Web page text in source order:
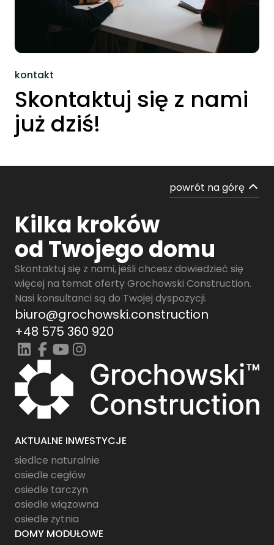
kontakt
Skontaktuj się z nami
już dziś!
powrót na górę
Kilka kroków
od Twojego domu
Skontaktuj się z nami, jeśli chcesz dowiedzieć się
więcej na temat oferty Grochowski Construction.
Nasi konsultanci są do Twojej dyspozycji.
biuro@grochowski.construction
+48 575 360 920
AKTUALNE INWESTYCJE
siedlce naturalnie
osiedle cegłów
osiedle tarczyn
osiedle wiązowna
osiedle żytnia
DOMY MODUŁOWE